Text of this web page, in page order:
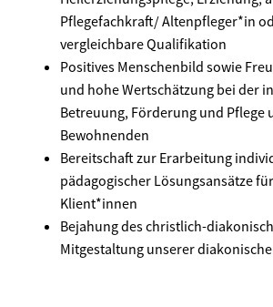
Pflegefachkraft/ Altenpfleger*in
vergleichbare Qualifikation
Positives Menschenbild sowie
und hohe Wertschätzung bei der
Betreuung, Förderung und Pflege
Bewohnenden
Bereitschaft zur Erarbeitung
pädagogischer Lösungsansätze
Klient*innen
Bejahung des christlich-
Mitgestaltung unserer